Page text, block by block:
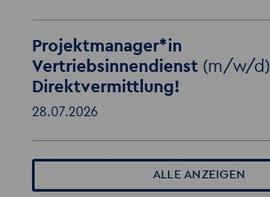
Projektmanager*in
Vertriebsinnendienst (m/w/d)
Direktvermittlung!
28.07.2026
ALLE ANZEIGEN